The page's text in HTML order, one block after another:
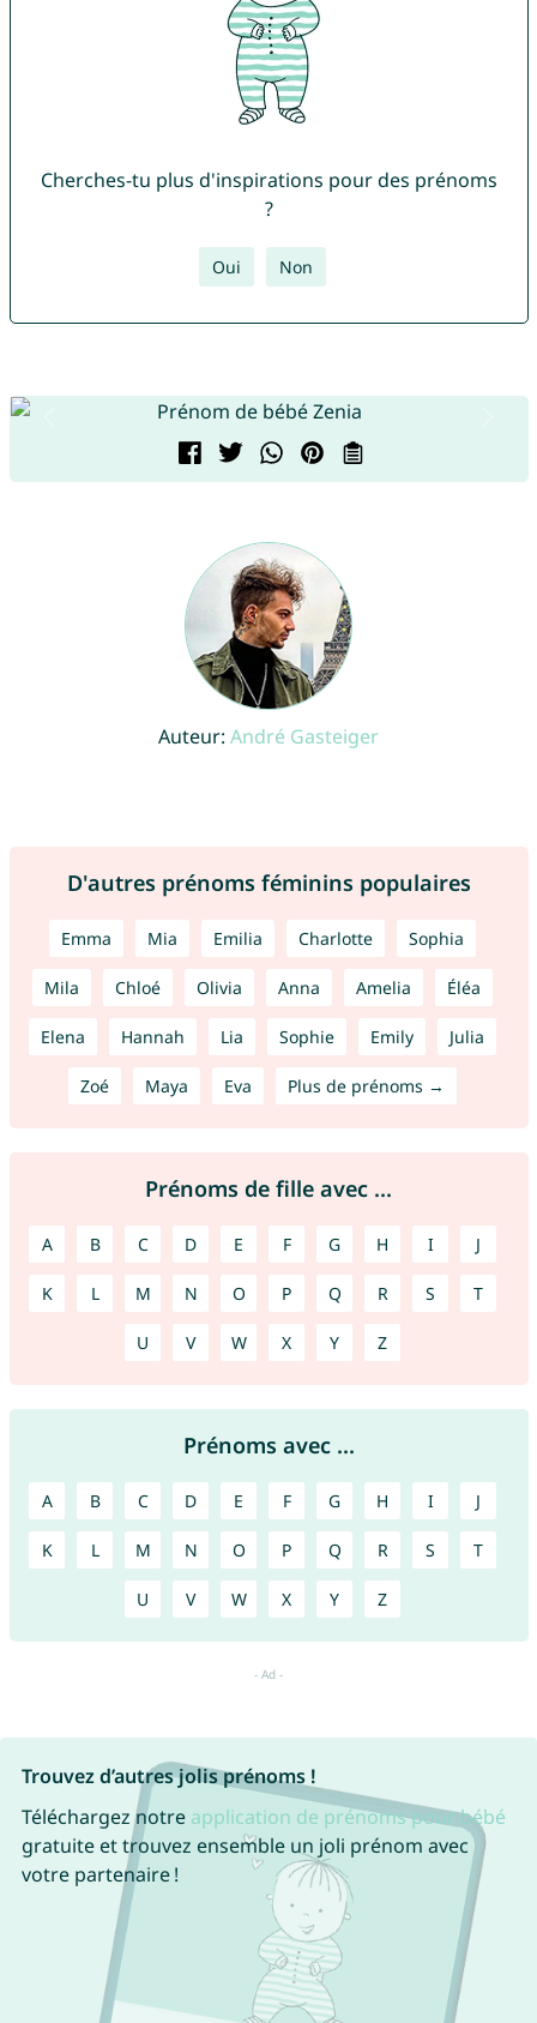
Cherches-tu plus d'inspirations pour des prénoms
?
Oui Non
Auteur: André Gasteiger
D'autres prénoms féminins populaires
Emma Mia Emilia Charlotte Sophia
Mila Chloé Olivia Anna Amelia Éléa
Elena Hannah Lia Sophie Emily Julia
Zoé Maya Eva Plus de prénoms →
Prénoms de fille avec ...
A B C D E F G H I J
K L M N O P Q R S T
U V W X Y Z
Prénoms avec ...
A B C D E F G H I J
K L M N O P Q R S T
U V W X Y Z
Trouvez d’autres jolis prénoms !
Téléchargez notre application de prénoms pour bébé
gratuite et trouvez ensemble un joli prénom avec
votre partenaire !